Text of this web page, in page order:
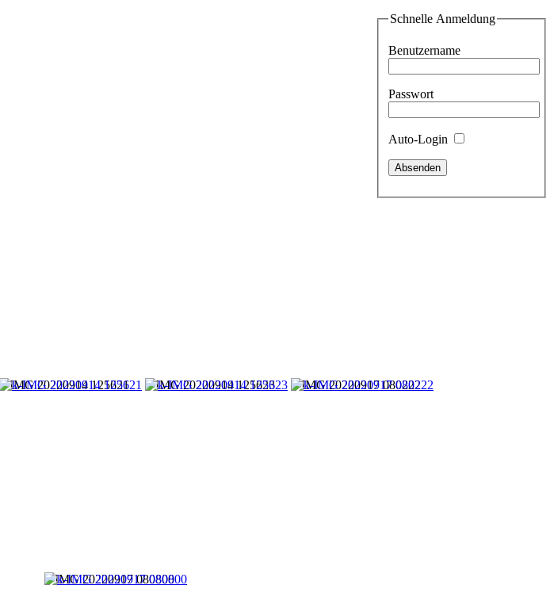
Schnelle Anmeldung
Benutzername
Passwort
Auto-Login
k-IMG 20220914 125621 k-IMG 20220914 125623 k-IMG 20220917 080222
k-IMG 20220917 080800